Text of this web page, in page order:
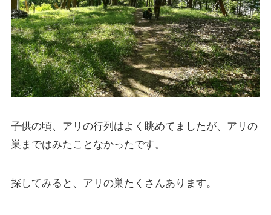
子供の頃、アリの行列はよく眺めてましたが、アリの
巣まではみたことなかったです。
探してみると、アリの巣たくさんあります。